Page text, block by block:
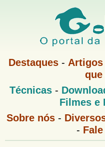
Pular
para
o
principal
G
f
i
M
u
Destaques- Artigos
que
M
e
P
Técnicas-
Filmes e
G
Sobre nós -
-